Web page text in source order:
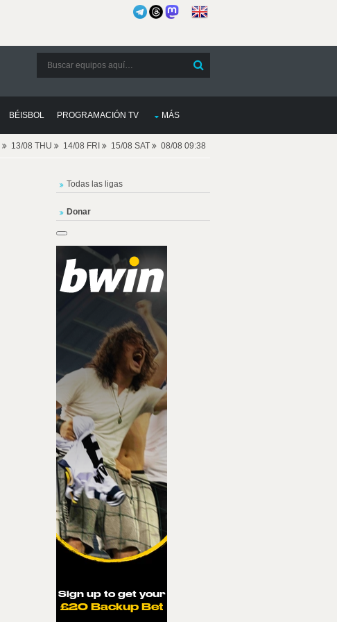
BÉISBOL PROGRAMACIÓN TV MÁS
13/08 THU 14/08 FRI 15/08 SAT 08/08 09:38
Todas las ligas
Donar